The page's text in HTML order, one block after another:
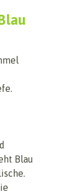
Blau